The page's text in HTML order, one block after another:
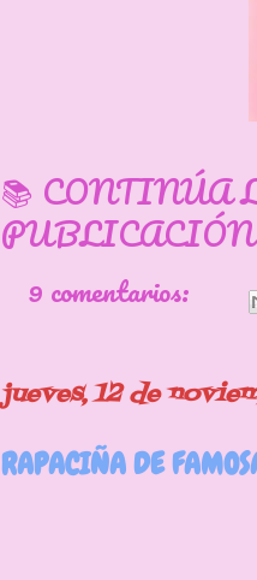
📚 CONTINÚA
9 comentarios:
jueves, 12 de
RAPACIÑA DE